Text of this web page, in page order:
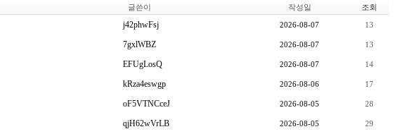
글쓴이 작성일 조회
j42phwFsj 2026-08-07 13
7gxlWBZ 2026-08-07 13
EFUgLosQ 2026-08-07 14
kRza4eswgp 2026-08-06 17
oF5VTNCceJ 2026-08-05 28
qjH62wVrLB 2026-08-05 29